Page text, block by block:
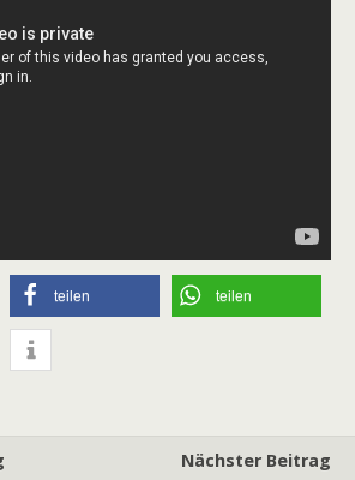
teilen teilen
Nächster Beitrag